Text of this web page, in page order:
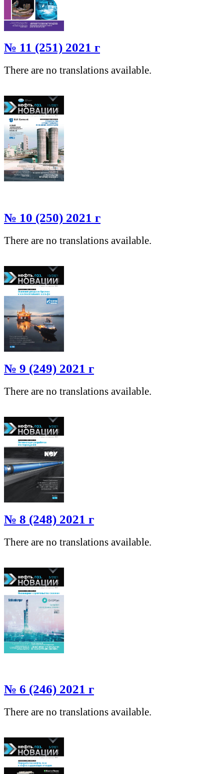
№ 11 (251) 2021 г
There are no translations available.
№ 10 (250) 2021 г
There are no translations available.
№ 9 (249) 2021 г
There are no translations available.
№ 8 (248) 2021 г
There are no translations available.
№ 6 (246) 2021 г
There are no translations available.